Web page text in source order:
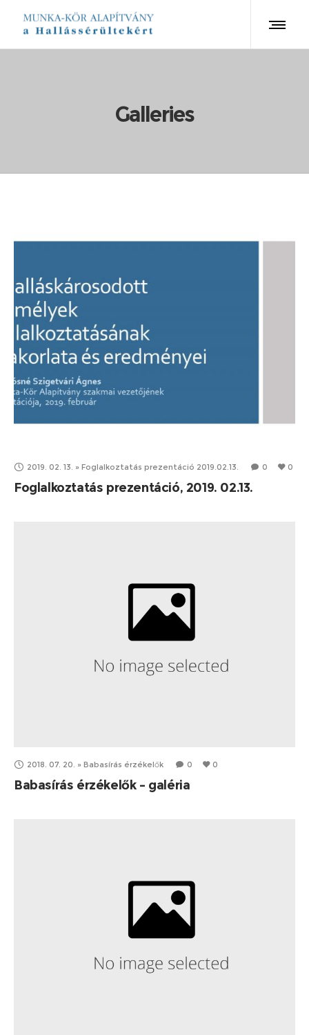
Galleries
2019. 02. 13. » Foglalkoztatás prezentáció 2019.02.13. 0 0
Foglalkoztatás prezentáció, 2019. 02.13.
2018. 07. 20. » Babasírás érzékelők 0 0
Babasírás érzékelők – galéria